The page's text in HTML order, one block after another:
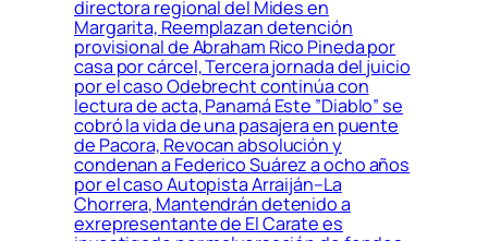
directora regional del Mides en
Margarita, Reemplazan detención
provisional de Abraham Rico Pineda por
casa por cárcel, Tercera jornada del juicio
por el caso Odebrecht continúa con
lectura de acta, Panamá Este ”Diablo” se
cobró la vida de una pasajera en puente
de Pacora, Revocan absolución y
condenan a Federico Suárez a ocho años
por el caso Autopista Arraiján–La
Chorrera, Mantendrán detenido a
exrepresentante de El Carate es